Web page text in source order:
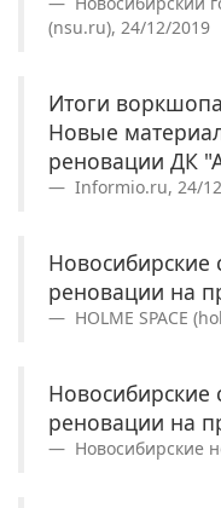
(nsu.ru), 24/12/2019
Итоги
Новые
реновации ДК
Informio.ru, 24/
Новосибирские
реновации на
HOLME SPACE
Новосибирские
реновации на
Новосибирские